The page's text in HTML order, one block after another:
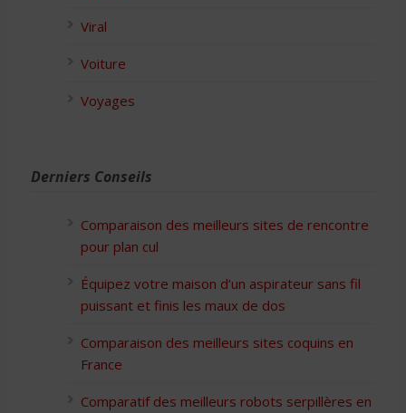
Viral
Voiture
Voyages
Derniers Conseils
Comparaison des meilleurs sites de rencontre
pour plan cul
Équipez votre maison d’un aspirateur sans fil
puissant et finis les maux de dos
Comparaison des meilleurs sites coquins en
France
Comparatif des meilleurs robots serpillères en